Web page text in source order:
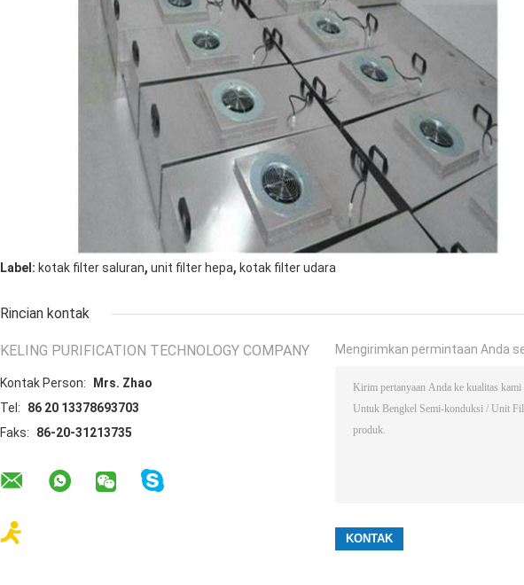
Label: kotak filter saluran, unit filter hepa, kotak filter udara
Rincian kontak
KELING PURIFICATION TECHNOLOGY COMPANY
Kontak Person:
Mrs. Zhao
Tel:
86 20 13378693703
Faks:
86-20-31213735
Mengirimkan permintaan Anda